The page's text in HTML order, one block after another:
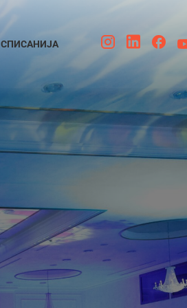
СПИСАНИЈА